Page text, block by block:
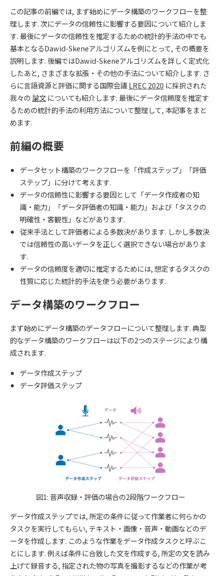
この記事の前編では, まず始めにデータ構築のワークフローを整
理します. 次にデータの信頼性に影響する要因について紹介しま
す. 最後にデータの信頼性を推定するための統計的手法の中でも
基本となるDawid-Skeneアルゴリズムを例にとって, その概要を
説明します. 後編ではDawid-Skeneアルゴリズムを詳しく定式化
したあと, さまざまな拡張・その他の手法について紹介します. さ
らに言語資源と評価に関する国際会議LREC 2020 に採択された
我々の 論文 についても紹介します. 最後にデータ信頼度を推定す
るための統計的手法の利用方法について整理して, 本記事をまと
めます.
前編の概要
データセット構築のワークフローを「作成ステップ」「評価
ステップ」に分けて考えます.
データの信頼性に影響する要因として「データ作成者の知
識・能力」「データ評価者の知識・能力」および「タスクの
明確性・客観性」などがあります.
従来手法として評価者による多数決があります. しかし多数決
では信頼性の高いデータを正しく選択できない場合がありま
す.
データの信頼度を適切に推定するためには, 想定するタスクの
性質に応じた統計的手法を使う必要があります.
データ構築のワークフロー
まず始めにデータ構築のデータフローについて整理します. 典型
的なデータ構築のワークフローは以下の2つのステージにより構
成されます.
データ作成ステップ
データ評価ステップ
図1: 音声収録・評価の場合の2段階ワークフロー
データ作成ステップでは, 所定の条件に従って作業者に何らかの
タスクを実行してもらい, テキスト・画像・音声・動画などのデ
ータを作成します. このような作業をデータ作成タスクと呼ぶこ
とにします. 例えば条件に合致した文を作成する, 所定の文を読み
上げて録音する, 指定された物の写真を撮影するなどの作業が考